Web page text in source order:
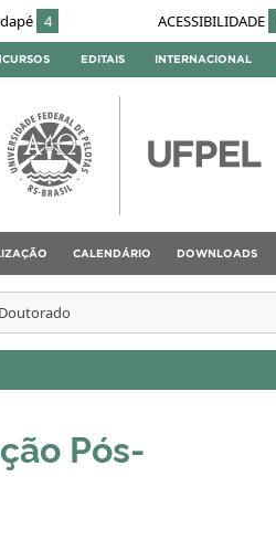
4 ACESSIBILIDADE
EDITAIS INTERNACIONAL
CALENDÁRIO DOWNLOADS
Pós-